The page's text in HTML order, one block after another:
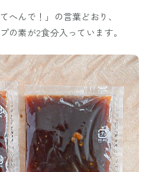
へんで！」の言葉どおり、
の素が2食分入っています。